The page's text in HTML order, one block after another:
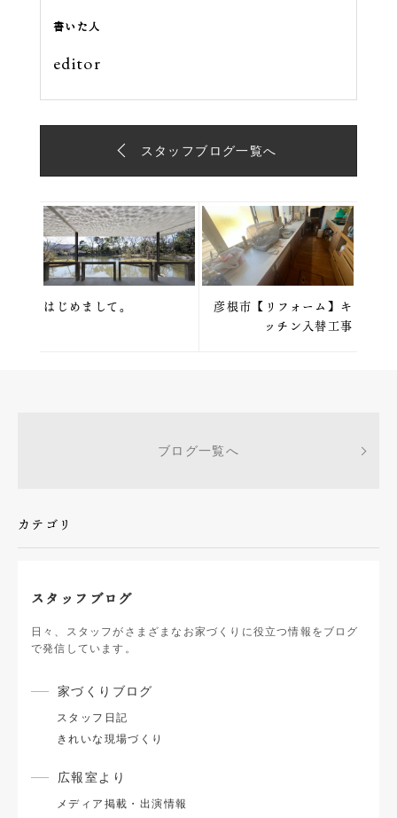
書いた人
editor
スタッフブログ一覧へ
はじめまして。
彦根市【リフォーム】キ
ッチン入替工事
ブログ一覧へ
カテゴリ
スタッフブログ
日々、スタッフがさまざまなお家づくりに役立つ情報をブログ
で発信しています。
家づくりブログ
スタッフ日記
きれいな現場づくり
広報室より
メディア掲載・出演情報